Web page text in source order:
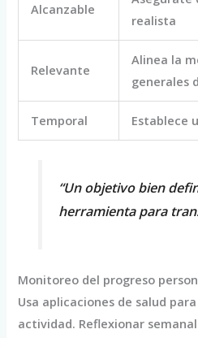
Alcanzable
realista
Relevante
Alinea la
generales
Temporal Establece
“Un objetivo bien
herramienta para
Monitoreo del progreso
Usa aplicaciones de salud
actividad. Reflexionar